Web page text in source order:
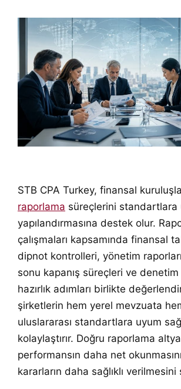
STB CPA Turkey, finansal
raporlama süreçlerini standartlara
yapılandırmasına destek olur.
çalışmaları kapsamında finansal
dipnot kontrolleri, yönetim
sonu kapanış süreçleri ve
hazırlık adımları birlikte
şirketlerin hem yerel mevzuata
uluslararası standartlara uyum
kolaylaştırır. Doğru raporlama
performansın daha net
kararların daha sağlıklı verilmesini